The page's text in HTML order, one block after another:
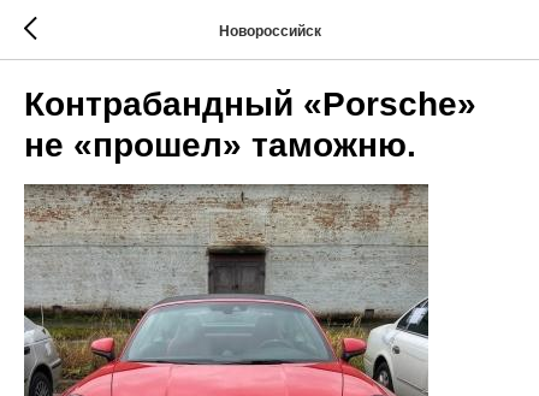
Новороссийск
Контрабандный «Porsche»
не «прошел» таможню.